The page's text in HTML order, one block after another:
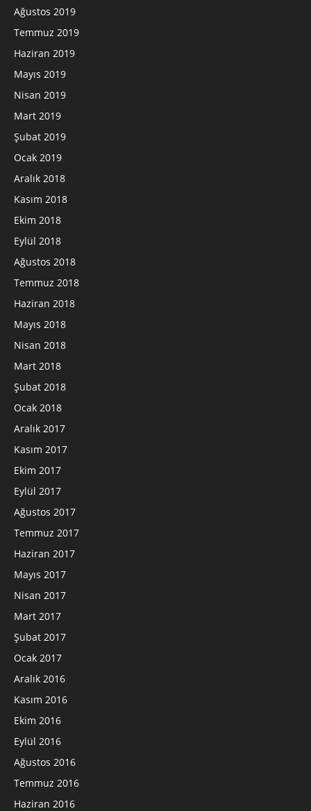
Ağustos 2019
Temmuz 2019
Haziran 2019
Mayıs 2019
Nisan 2019
Mart 2019
Şubat 2019
Ocak 2019
Aralık 2018
Kasım 2018
Ekim 2018
Eylül 2018
Ağustos 2018
Temmuz 2018
Haziran 2018
Mayıs 2018
Nisan 2018
Mart 2018
Şubat 2018
Ocak 2018
Aralık 2017
Kasım 2017
Ekim 2017
Eylül 2017
Ağustos 2017
Temmuz 2017
Haziran 2017
Mayıs 2017
Nisan 2017
Mart 2017
Şubat 2017
Ocak 2017
Aralık 2016
Kasım 2016
Ekim 2016
Eylül 2016
Ağustos 2016
Temmuz 2016
Haziran 2016